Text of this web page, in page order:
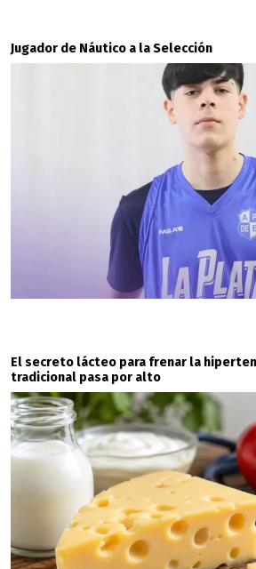
Jugador de Náutico a la Selección
El secreto lácteo para frenar la
tradicional pasa por alto